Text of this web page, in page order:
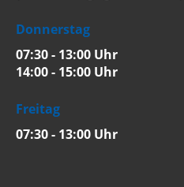
Donnerstag
07:30 - 13:00 Uhr
14:00 - 15:00 Uhr
Freitag
07:30 - 13:00 Uhr